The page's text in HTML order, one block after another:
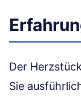
Der
Sie